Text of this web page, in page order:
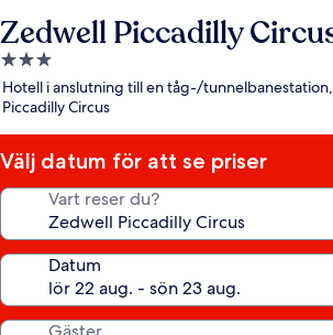
Zedwell Piccadilly
3.0-
stjärnigt
boende
Hotell i anslutning till en tåg-/
Piccadilly Circus
Välj datum för att se priser
Vart reser du?
Datum